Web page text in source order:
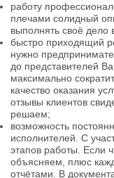
работу
плечами солидный
выполнять своё дело
быстро приходящий
нужно
до представителей
максимально
качество оказания
отзывы клиентов
решаем;
возможность
исполнителей. С
этапов работы. Если
объясняем, плюс
отчётами. В